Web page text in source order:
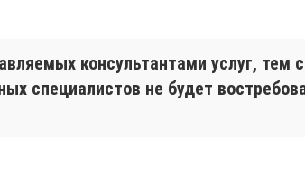
консультантами услуг, тем
специалистов не будет